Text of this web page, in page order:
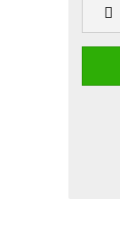
Stück